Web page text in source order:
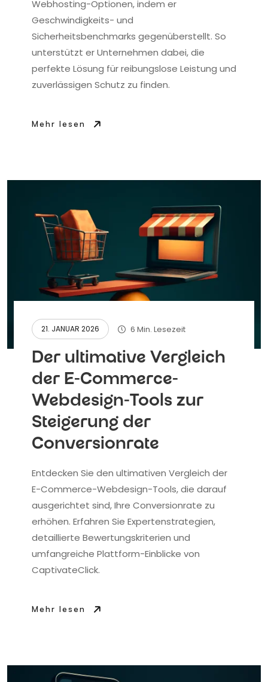
Webhosting-Optionen, indem er
Geschwindigkeits- und
Sicherheitsbenchmarks gegenüberstellt. So
unterstützt er Unternehmen dabei, die
perfekte Lösung für reibungslose Leistung und
zuverlässigen Schutz zu finden.
Mehr lesen
21. JANUAR 2026 6 Min. Lesezeit
Der ultimative Vergleich
der E-Commerce-
Webdesign-Tools zur
Steigerung der
Conversionrate
Entdecken Sie den ultimativen Vergleich der
E-Commerce-Webdesign-Tools, die darauf
ausgerichtet sind, Ihre Conversionrate zu
erhöhen. Erfahren Sie Expertenstrategien,
detaillierte Bewertungskriterien und
umfangreiche Plattform-Einblicke von
CaptivateClick.
Mehr lesen